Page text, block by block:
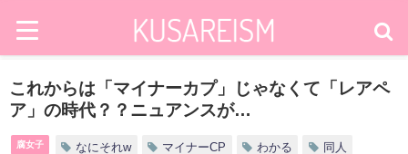
これからは「マイナーカプ」じゃなくて「レアペ
ア」の時代？？ニュアンスが…
腐女子 なにそれw マイナーCP わかる 同人